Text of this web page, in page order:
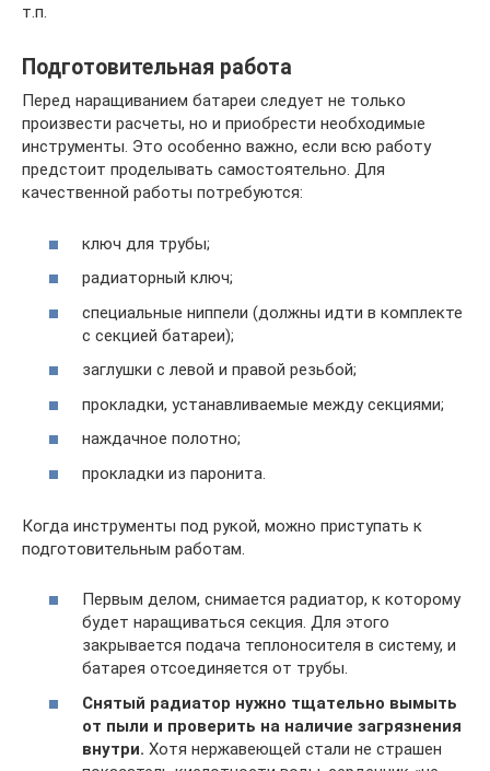
т.п.
Подготовительная работа
Перед наращиванием батареи следует не только
произвести расчеты, но и приобрести необходимые
инструменты. Это особенно важно, если всю работу
предстоит проделывать самостоятельно. Для
качественной работы потребуются:
ключ для трубы;
радиаторный ключ;
специальные ниппели (должны идти в комплекте
с секцией батареи);
заглушки с левой и правой резьбой;
прокладки, устанавливаемые между секциями;
наждачное полотно;
прокладки из паронита.
Когда инструменты под рукой, можно приступать к
подготовительным работам.
Первым делом, снимается радиатор, к которому
будет наращиваться секция. Для этого
закрывается подача теплоносителя в систему, и
батарея отсоединяется от трубы.
Снятый радиатор нужно тщательно вымыть
от пыли и проверить на наличие загрязнения
внутри. Хотя нержавеющей стали не страшен